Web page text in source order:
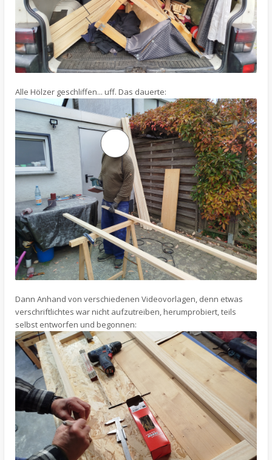
Alle Hölzer geschliffen... uff. Das dauerte:
Dann Anhand von verschiedenen Videovorlagen, denn etwas
verschriftlichtes war nicht aufzutreiben, herumprobiert, teils
selbst entworfen und begonnen: